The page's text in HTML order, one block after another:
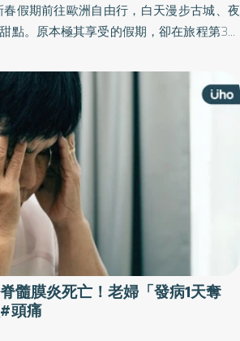
假期前往歐洲自由行，白天漫步古城、夜
點。原本極其享受的假期，卻在旅程第3天
直到就醫後才發現，這竟與旅途中連日攝
。《優活健康網》特摘此篇分享發酵食物的
髓膜炎死亡！老婦「發病1天奪
頭痛